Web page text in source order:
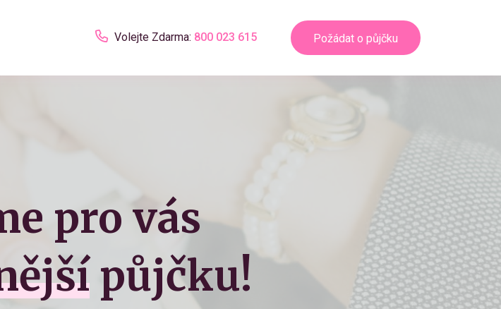
Volejte Zdarma: 800 023 615 Požádat o půjčku
pro vás
půjčku!